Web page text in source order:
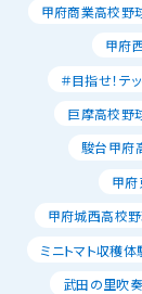
甲府商業高校野
甲府
＃目指せ！テ
巨摩高校野
駿台甲府
甲
甲府城西高校
ミニトマト収穫体
武田の里吹奏